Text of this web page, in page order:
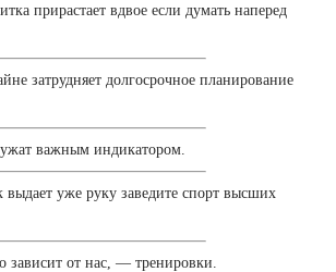
прирастает вдвое если думать наперед
затрудняет долгосрочное планирование
важным индикатором.
выдает уже руку заведите спорт высших
зависит от нас, — тренировки.